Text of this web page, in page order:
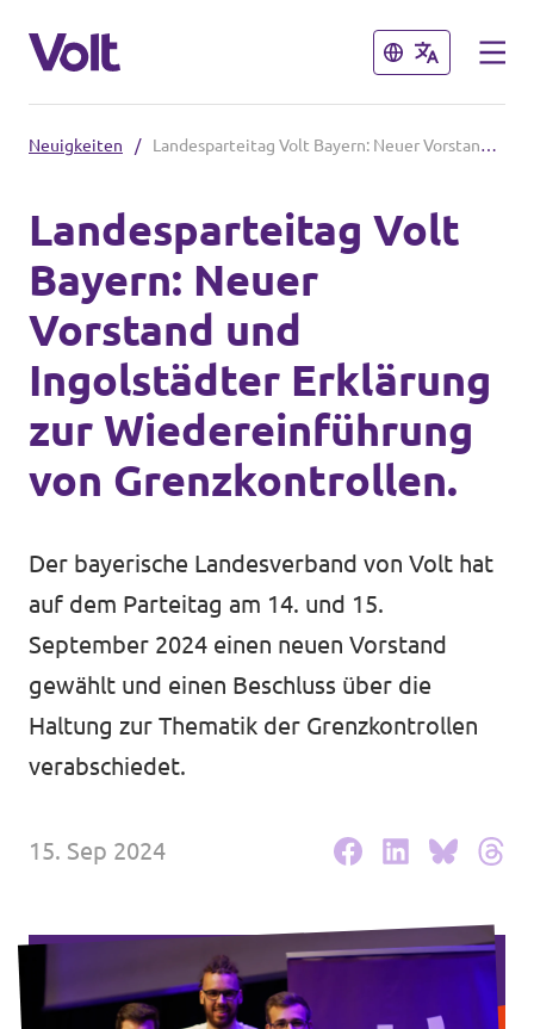
Schließen
Lokale Teams
Volt in Deutschland
Website
Volt in deinem Bundesland
Volt Deutschland Merchandise Shop
Schließen
Programm
Über Volt
Menschen
Unsere Events
Mache bei uns mit!
Deine Spende für Volt!
Neuigkeiten / Landesparteitag Volt Bayern: Neuer Vorstand und Ingolstädter Erklärung zur Wiedereinführung von Grenzkontrollen.
Landesparteitag Volt
Bayern: Neuer
Vorstand und
Ingolstädter Erklärung
zur Wiedereinführung
von Grenzkontrollen.
Der bayerische Landesverband von Volt hat
auf dem Parteitag am 14. und 15.
September 2024 einen neuen Vorstand
gewählt und einen Beschluss über die
Haltung zur Thematik der Grenzkontrollen
verabschiedet.
15. Sep 2024